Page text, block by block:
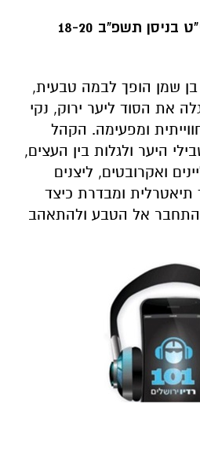
ימים שני- רביעי י"ז-י"ט בניסן תשפ"ב 18-20
שמן הופך לבמה טבעית,
את הסוד ליער ירוק, נקי
ומפעימה. הקהל
היער ולגלות בין העצים,
ואקרובטים, ליצנים
תיאטרלית ומבדרת כיצד
אל הטבע ולהתאהב